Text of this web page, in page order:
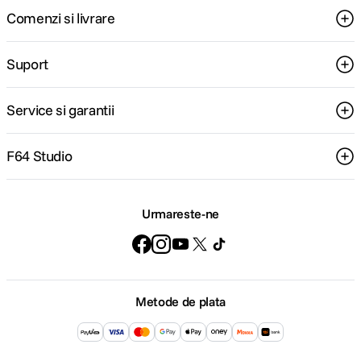
iPad Air include aplicatii performante care te ajuta sa creezi, sa comunici si
sa fii productiv. Editeaza si partajeaza imagini si clipuri video cu Photos,
creeaza prezentari impresionante in Keynote folosind Apple Pencil Pro
sau rezolva rapid ecuatii complexe in Math Notes.
Apple Pencil stabileste standardul pentru cum ar trebui sa fie desenul,
pictura, scrisul de mana si luarea de notite - intuitiv, precis si magic. Toate
cu precizie perfecta a pixelilor, latenta scazuta, sensibilitate la inclinare si
Comenzi si livrare
Suport
Service si garantii
F64 Studio
Urmareste-ne
Metode de plata